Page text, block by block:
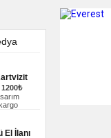
1200₺
El İlanı